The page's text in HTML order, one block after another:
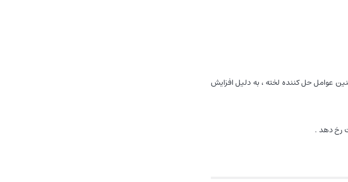
عوامل حل کننده لخته ، به دلیل افزایش
رخ دهد .